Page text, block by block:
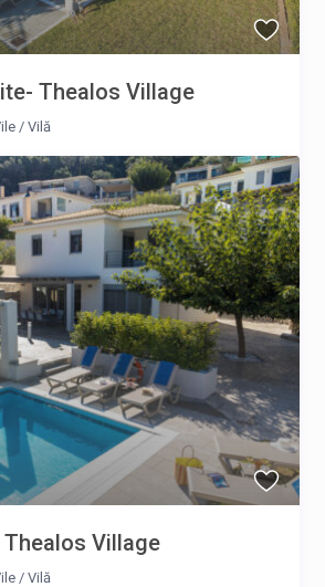
Thealos Village
/Vilă
Village
/Vilă